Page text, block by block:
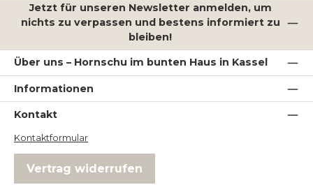
Jetzt für unseren Newsletter anmelden, um
nichts zu verpassen und bestens informiert zu
bleiben!
Über uns – Hornschu im bunten Haus in Kassel
Informationen
Kontakt
Kontaktformular
Vertrag widerrufen